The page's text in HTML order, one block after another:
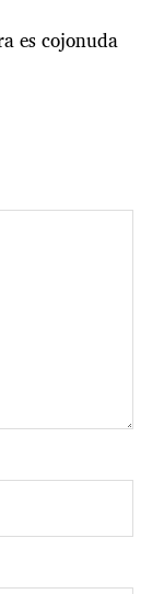
es cojonuda